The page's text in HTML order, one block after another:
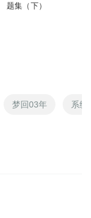
题集（下）
梦回03年 系统